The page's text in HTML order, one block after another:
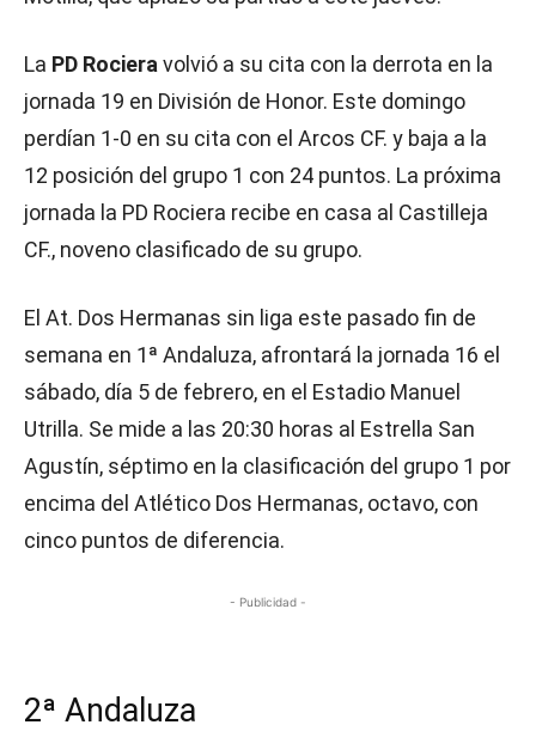
La PD Rociera volvió a su cita con la derrota en la
jornada 19 en División de Honor. Este domingo
perdían 1-0 en su cita con el Arcos CF. y baja a la
12 posición del grupo 1 con 24 puntos. La próxima
jornada la PD Rociera recibe en casa al Castilleja
CF., noveno clasificado de su grupo.
El At. Dos Hermanas sin liga este pasado fin de
semana en 1ª Andaluza, afrontará la jornada 16 el
sábado, día 5 de febrero, en el Estadio Manuel
Utrilla. Se mide a las 20:30 horas al Estrella San
Agustín, séptimo en la clasificación del grupo 1 por
encima del Atlético Dos Hermanas, octavo, con
cinco puntos de diferencia.
- Publicidad -
2ª Andaluza